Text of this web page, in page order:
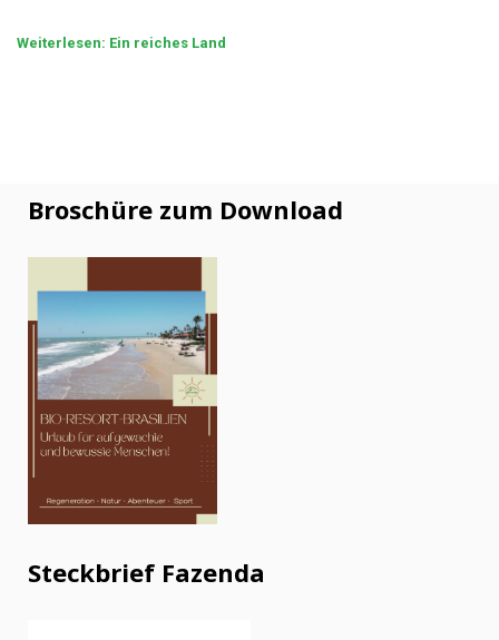
Weiterlesen: Ein reiches Land
Broschüre zum Download
Steckbrief Fazenda